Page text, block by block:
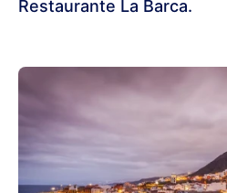
Restaurante La Barca.